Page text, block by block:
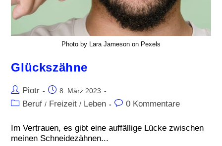
Photo by Lara Jameson on Pexels
Glückszähne
Piotr 8. März 2023
Beruf / Freizeit / Leben 0 Kommentare
Im Vertrauen, es gibt eine auffällige Lücke zwischen
meinen Schneidezähnen...